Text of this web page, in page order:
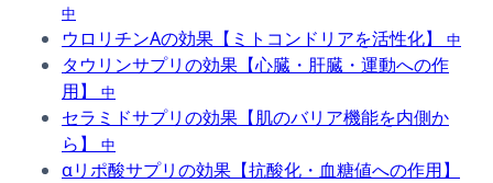
中
ウロリチンAの効果【ミトコンドリアを活性化】 中
タウリンサプリの効果【心臓・肝臓・運動への作
用】
中
セラミドサプリの効果【肌のバリア機能を内側か
ら】
中
αリポ酸サプリの効果【抗酸化・血糖値への作用】